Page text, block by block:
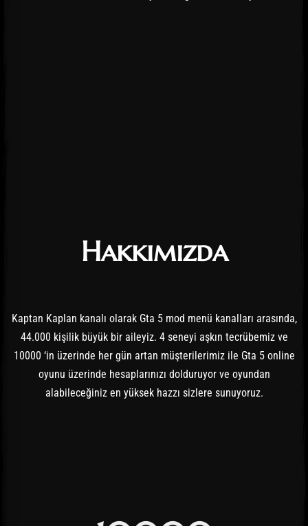
Hakkımızda
Kaptan Kaplan kanalı olarak Gta 5 mod menü kanalları arasında,
44.000 kişilik büyük bir aileyiz. 4 seneyi aşkın tecrübemiz ve
10000 ‘in üzerinde her gün artan müşterilerimiz ile Gta 5 online
oyunu üzerinde hesaplarınızı dolduruyor ve oyundan
alabileceğiniz en yüksek hazzı sizlere sunuyoruz.